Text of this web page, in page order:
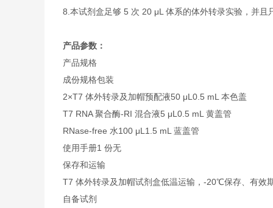
8.本试剂盒足够 5 次 20 μL 体系的体外转录实验，并且
产品参数：
产品规格
成份规格包装
2×T7 体外转录及加帽预配液50 μL 0.5 mL 本色盖
T7 RNA 聚合酶-RI 混合液5 μL 0.5 mL 黄盖管
RNase-free 水100 μL 1.5 mL 蓝盖管
使用手册1 份无
保存和运输
T7 体外转录及加帽试剂盒低温运输，-20℃保存、有效
自备试剂